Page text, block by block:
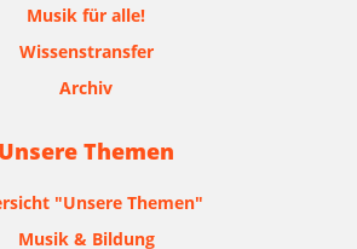
Musik für alle!
Wissenstransfer
Archiv
Unsere Themen
"Unsere Themen"
Musik & Bildung